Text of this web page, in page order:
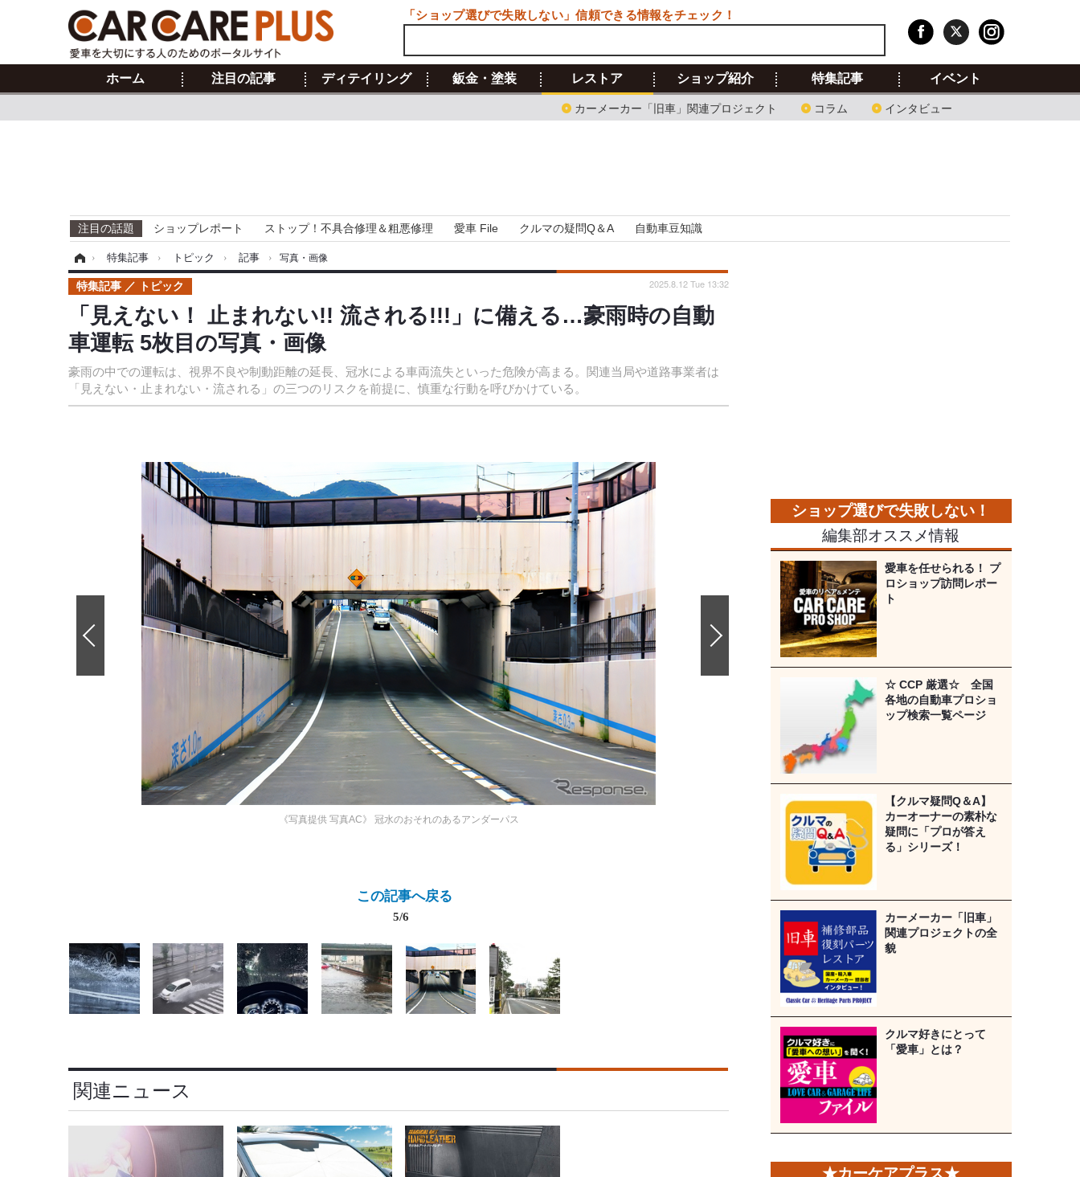
ホーム 注目の記事 ディテイリング 鈑金・塗装 レストア
カーメーカー「旧車」関連プロジェクト コラム インタビュー
ショップ紹介 特集記事 イベント
注目の話題 ショップレポート ストップ！不具合修理＆粗悪修理 愛車 File クルマの疑問Q＆A 自動車豆知識
› 特集記事 › トピック › 記事 › 写真・画像
「見えない！ 止まれない!! 流される!!!」に備える…豪雨時の自動
車運転 5枚目の写真・画像
豪雨の中での運転は、視界不良や制動距離の延長、冠水による車両流失といった危険が高まる。関連当局や道路事業者は
「見えない・止まれない・流される」の三つのリスクを前提に、慎重な行動を呼びかけている。
特集記事 トピック 2025.8.12 Tue 13:32
《写真提供 写真AC》 冠水のおそれのあるアンダーパス
この記事へ戻る
5/6
関連ニュース
編集部オススメ情報
愛車を任せられる！ プ
ロショップ訪問レポー
ト
☆ CCP 厳選☆ 全国
各地の自動車プロショ
ップ検索一覧ページ
【クルマ疑問Q＆A】
カーオーナーの素朴な
疑問に「プロが答え
る」シリーズ！
カーメーカー「旧車」
関連プロジェクトの全
貌
クルマ好きにとって
「愛車」とは？
「ショップ選びで失敗しない」信頼できる情報をチェック！